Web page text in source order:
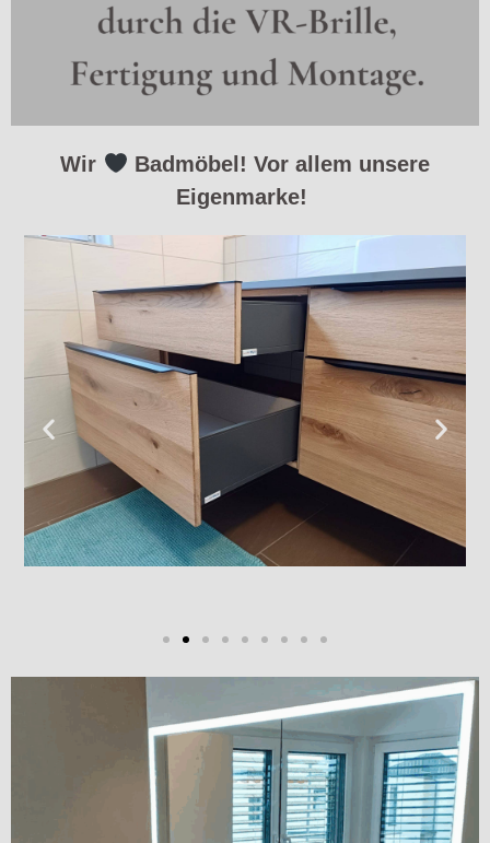
Wir
Badmöbel! Vor allem unsere
Eigenmarke!